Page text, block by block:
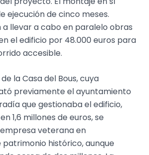
ejecución de cinco meses.
a llevar a cabo en paralelo obras
el edificio por 48.000 euros para
accesible.
la Casa del Bous, cuya
previamente el ayuntamiento
que gestionaba el edificio,
1,6 millones de euros, se
empresa veterana en
histórico, aunque